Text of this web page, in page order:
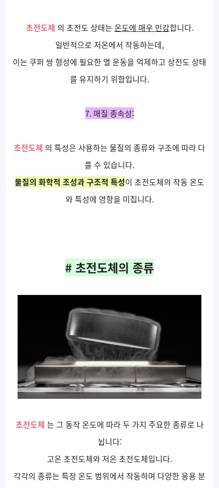
초전도체 의 초전도 상태는 온도에 매우 민감합니다.
일반적으로 저온에서 작동하는데,
이는 쿠퍼 쌍 형성에 필요한 열 운동을 억제하고 상전도 상태
를 유지하기 위함입니다.
7. 매질 종속성:
초전도체 의 특성은 사용하는 물질의 종류와 구조에 따라 다
를 수 있습니다.
물질의 화학적 조성과 구조적 특성이 초전도체의 작동 온도
와 특성에 영향을 미칩니다.
# 초전도체의 종류
초전도체 는 그 동작 온도에 따라 두 가지 주요한 종류로 나
뉩니다:
고온 초전도체와 저온 초전도체입니다.
각각의 종류는 특정 온도 범위에서 작동하며 다양한 응용 분